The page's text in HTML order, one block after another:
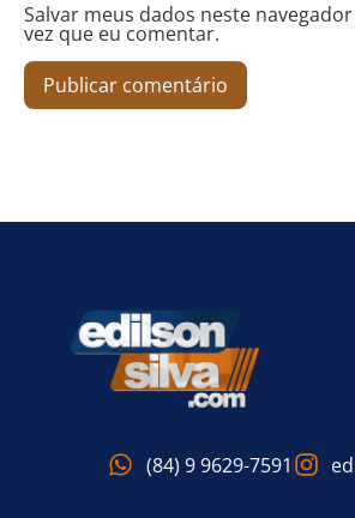
Salvar meus dados neste
vez que eu comentar.
(84) 9 9629-7591